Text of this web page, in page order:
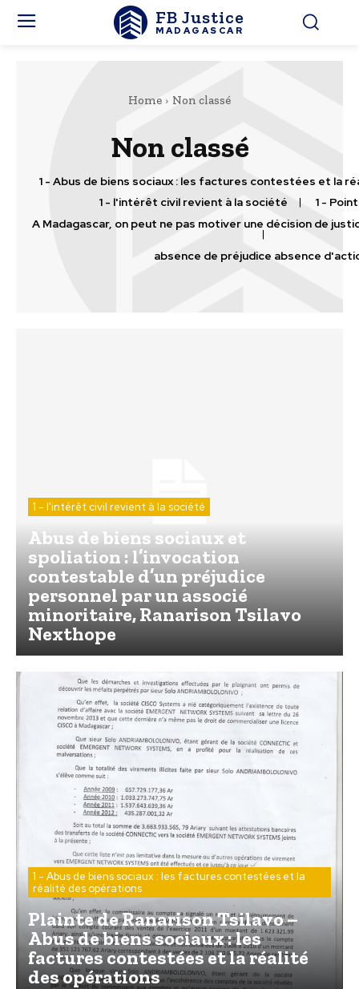
FB Justice
MADAGASCAR
Home Non classé
Non classé
1 - Abus de biens sociaux : les factures contestées et la
1 - l'intérêt civil revient à la société
1 -
A Madagascar, on peut ne pas motiver une décision de
absence de préjudice absence
1 - l'intérêt civil revient à la société
Abus de biens sociaux et
spoliation : l’invocation
contestable d’un préjudice
personnel par un associé
minoritaire, Ranarison Tsilavo
Nexthope
1 - Abus de biens sociaux : les factures contestées et la
réalité des opérations
Plainte de Ranarison Tsilavo –
Abus de biens sociaux : les
factures contestées et la réalité
des opérations